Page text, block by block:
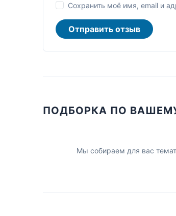
Сохранить моё имя, email и
Отправить отзыв
ПОДБОРКА ПО
Мы собираем для вас